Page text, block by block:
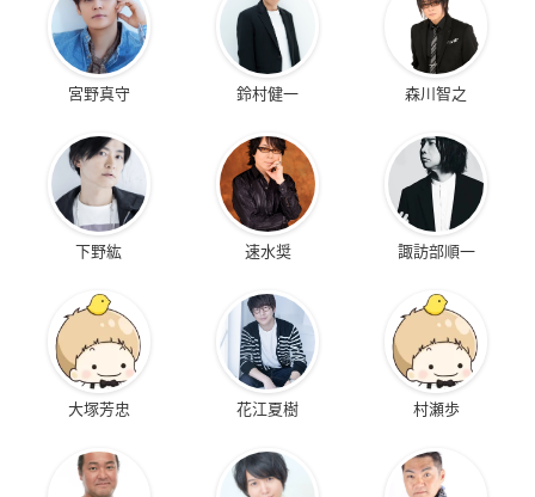
宮野真守 鈴村健一 森川智之
下野紘 速水奨 諏訪部順一
大塚芳忠 花江夏樹 村瀬歩